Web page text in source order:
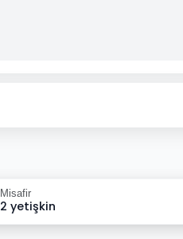
Misafir
2 yetişkin